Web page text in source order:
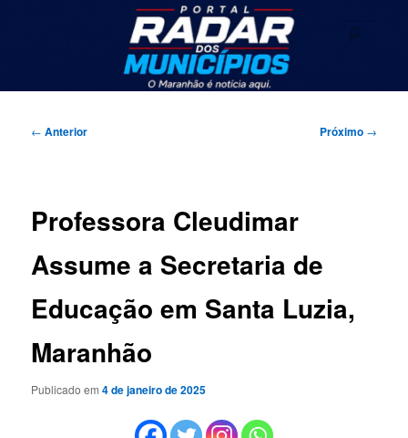
Radar dos Municípios
Seu portal de noticias
Navegação
← Anterior Próximo →
Professora Cleudimar
Assume a Secretaria de
Educação em Santa Luzia,
Maranhão
Publicado em4 de janeiro de 2025